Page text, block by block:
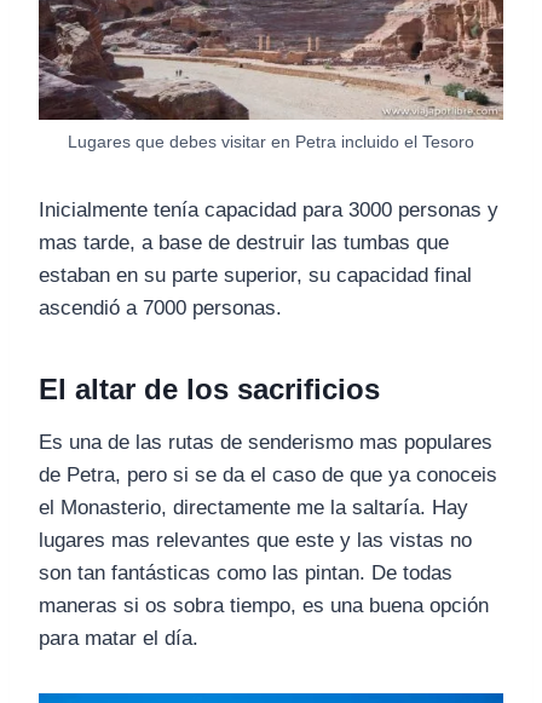
Lugares que debes visitar en Petra incluido el Tesoro
Inicialmente tenía capacidad para 3000 personas y
mas tarde, a base de destruir las tumbas que
estaban en su parte superior, su capacidad final
ascendió a 7000 personas.
El altar de los sacrificios
Es una de las rutas de senderismo mas populares
de Petra, pero si se da el caso de que ya conoceis
el Monasterio, directamente me la saltaría. Hay
lugares mas relevantes que este y las vistas no
son tan fantásticas como las pintan. De todas
maneras si os sobra tiempo, es una buena opción
para matar el día.